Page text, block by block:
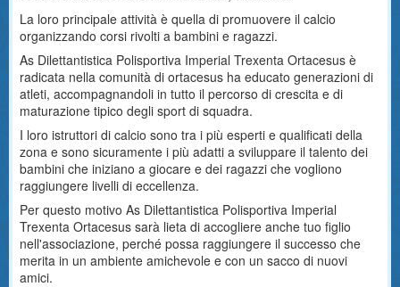
La loro principale attività è quella di promuovere il calcio
organizzando corsi rivolti a bambini e ragazzi.
As Dilettantistica Polisportiva Imperial Trexenta Ortacesus è
radicata nella comunità di ortacesus ha educato generazioni di
atleti, accompagnandoli in tutto il percorso di crescita e di
maturazione tipico degli sport di squadra.
I loro istruttori di calcio sono tra i più esperti e qualificati della
zona e sono sicuramente i più adatti a sviluppare il talento dei
bambini che iniziano a giocare e dei ragazzi che vogliono
raggiungere livelli di eccellenza.
Per questo motivo As Dilettantistica Polisportiva Imperial
Trexenta Ortacesus sarà lieta di accogliere anche tuo figlio
nell'associazione, perché possa raggiungere il successo che
merita in un ambiente amichevole e con un sacco di nuovi
amici.